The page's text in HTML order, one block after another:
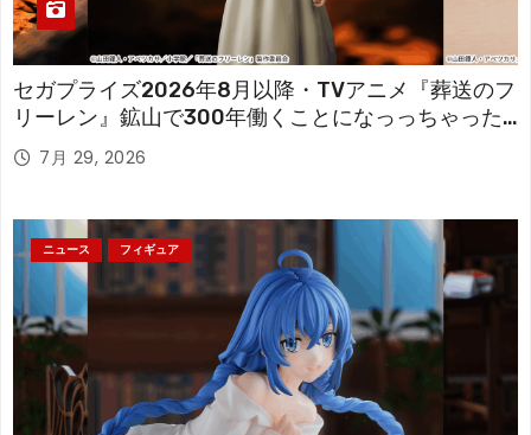
セガプライズ2026年8月以降・TVアニメ『葬送のフ
リーレン』鉱山で300年働くことになっっちゃった
「フリーレン」を立体化！
7月 29, 2026
ニュース フィギュア